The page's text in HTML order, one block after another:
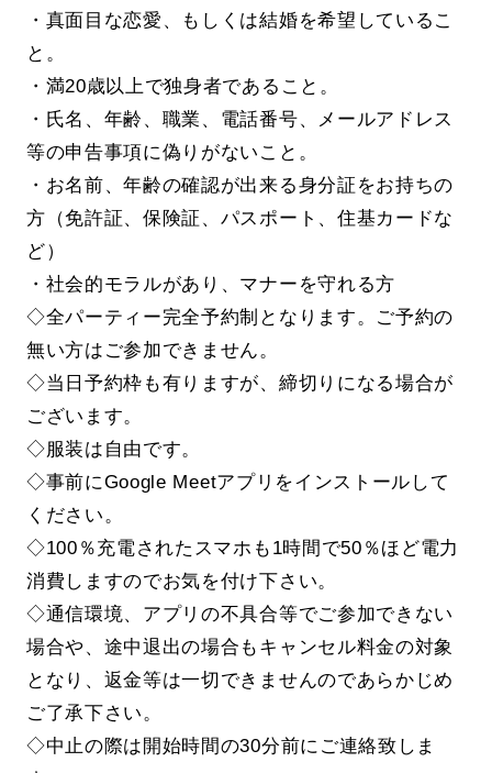
・真面目な恋愛、もしくは結婚を希望しているこ
と。
・満20歳以上で独身者であること。
・氏名、年齢、職業、電話番号、メールアドレス
等の申告事項に偽りがないこと。
・お名前、年齢の確認が出来る身分証をお持ちの
方（免許証、保険証、パスポート、住基カードな
ど）
・社会的モラルがあり、マナーを守れる方
◇全パーティー完全予約制となります。ご予約の
無い方はご参加できません。
◇当日予約枠も有りますが、締切りになる場合が
ございます。
◇服装は自由です。
◇事前にGoogle Meetアプリをインストールして
ください。
◇100％充電されたスマホも1時間で50％ほど電力
消費しますのでお気を付け下さい。
◇通信環境、アプリの不具合等でご参加できない
場合や、途中退出の場合もキャンセル料金の対象
となり、返金等は一切できませんのであらかじめ
ご了承下さい。
◇中止の際は開始時間の30分前にご連絡致しま